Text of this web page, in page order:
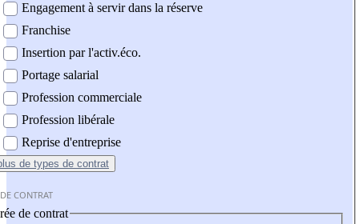
Engagement à servir dans la réserve
Franchise
Insertion par l'activ.éco.
Portage salarial
Profession commerciale
Profession libérale
Reprise d'entreprise
de types de contrat
CONTRAT
de contrat